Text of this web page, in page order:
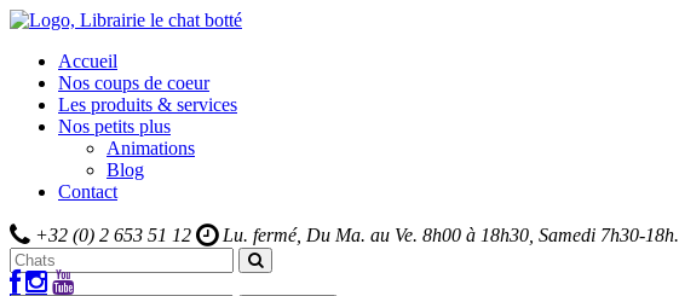
Accueil
Nos coups de coeur
Les produits & services
Nos petits plus
Animations
Blog
Contact
+32 (0) 2 653 51 12 Lu. fermé, Du Ma. au Ve. 8h00 à 18h30, Samedi 7h30-18h.